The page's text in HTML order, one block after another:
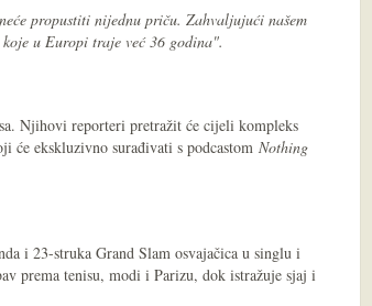
propustiti nijednu priču. Zahvaljujući našem
u Europi traje već 36 godina".
Njihovi reporteri pretražit će cijeli kompleks
će ekskluzivno surađivati s podcastom Nothing
i 23-struka Grand Slam osvajačica u singlu i
prema tenisu, modi i Parizu, dok istražuje sjaj i